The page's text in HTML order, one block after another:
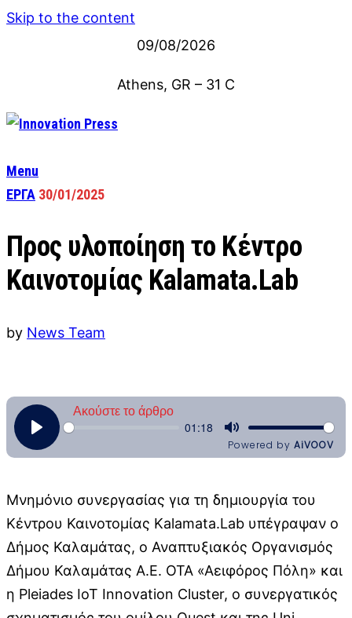
Skip to the content
09/08/2026
Athens, GR – 31 C
Menu
ΕΡΓΑ 30/01/2025
Προς υλοποίηση το Κέντρο
Καινοτομίας Kalamata.Lab
by News Team
Μνημόνιο συνεργασίας για τη δημιουργία του
Κέντρου Καινοτομίας Kalamata.Lab υπέγραψαν ο
Δήμος Καλαμάτας, ο Αναπτυξιακός Οργανισμός
Δήμου Καλαμάτας Α.Ε. ΟΤΑ «Αειφόρος Πόλη» και
η Pleiades IoT Innovation Cluster, ο συνεργατικός